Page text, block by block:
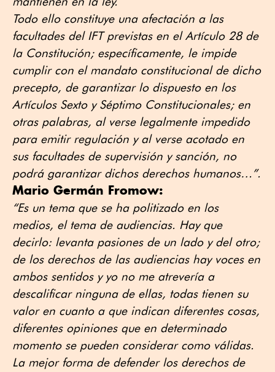
Todo ello constituye una afectación a las
facultades del IFT previstas en el Artículo 28 de
la Constitución; específicamente, le impide
cumplir con el mandato constitucional de dicho
precepto, de garantizar lo dispuesto en los
Artículos Sexto y Séptimo Constitucionales; en
otras palabras, al verse legalmente impedido
para emitir regulación y al verse acotado en
sus facultades de supervisión y sanción, no
podrá garantizar dichos derechos humanos…”.
Mario Germán Fromow:
“Es un tema que se ha politizado en los
medios, el tema de audiencias. Hay que
decirlo: levanta pasiones de un lado y del otro;
de los derechos de las audiencias hay voces en
ambos sentidos y yo no me atrevería a
descalificar ninguna de ellas, todas tienen su
valor en cuanto a que indican diferentes cosas,
diferentes opiniones que en determinado
momento se pueden considerar como válidas.
La mejor forma de defender los derechos de